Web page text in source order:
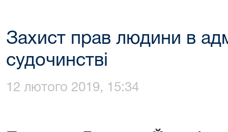
Захист прав людини в
судочинстві
12 лютого 2019, 15:34